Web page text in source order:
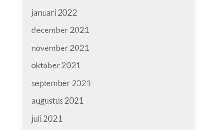
januari 2022
december 2021
november 2021
oktober 2021
september 2021
augustus 2021
juli 2021